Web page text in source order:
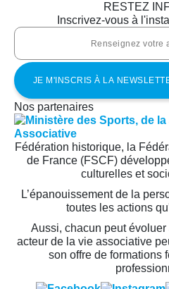
RESTEZ
Inscrivez-vous à
Nos partenaires
Fédération historique, la
de France (FSCF)
culturelles et
L’épanouissement de la
toutes les actions
Aussi, chacun peut
acteur de la vie associative
son offre de formations